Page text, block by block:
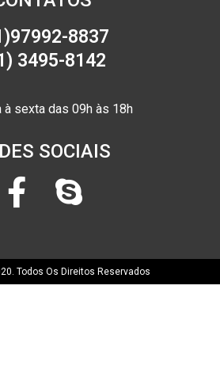
8837
3495-8142
à sexta das 09h às 18h
SOCIAIS
Todos Os Direitos Reservados